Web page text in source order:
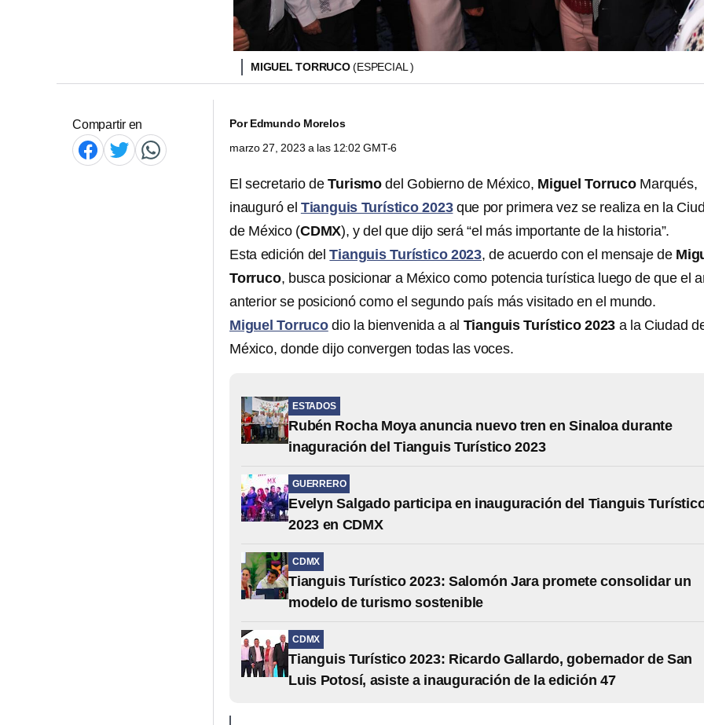
MIGUEL TORRUCO(ESPECIAL )
Compartir en PorEdmundo Morelos
marzo 27, 2023 a las 12:02 GMT-6
El secretario deTurismo del Gobierno de México, Miguel TorrucoMarqués,
inauguró el Tianguis Turístico 2023que por primera vez se realiza en la
de México (CDMX), y del que dijo será “el más importante de la historia”.
Esta edición delTianguis Turístico 2023, de acuerdo con el mensaje de
Torruco, busca posicionar a México como potencia turística luego de que el
anterior se posicionó como el segundo país más visitado en el mundo.
Miguel Torruco dio la bienvenida a al Tianguis Turístico 2023 a la Ciudad
México, donde dijo convergen todas las voces.
ESTADOS
Rubén Rocha Moya anuncia nuevo tren en Sinaloa durante
inaguración del Tianguis Turístico 2023
GUERRERO
Evelyn Salgado participa en inauguración del Tianguis
2023 en CDMX
CDMX
Tianguis Turístico 2023: Salomón Jara promete consolidar un
modelo de turismo sostenible
CDMX
Tianguis Turístico 2023: Ricardo Gallardo, gobernador de San
Luis Potosí, asiste a inauguración de la edición 47